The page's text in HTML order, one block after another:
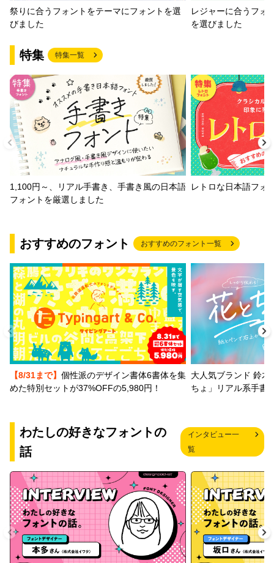
祭りに合うフォントをテーマにフォントを選
びました
レジャーに合うフォ
を選びました
特集 特集一覧
1,100円～、リアル手書き、手書き風の日本語
フォントを厳選しました
レトロな日本語フォ
おすすめのフォント おすすめのフォント一覧
【8/31まで】 個性派のデザイン書体6書体を集
めた特別セットが37%OFFの5,980円！
大人気ブランド 鈴木
ちょ」リアル系手書
わたしの好きなフォントの
話
インタビュー一
覧